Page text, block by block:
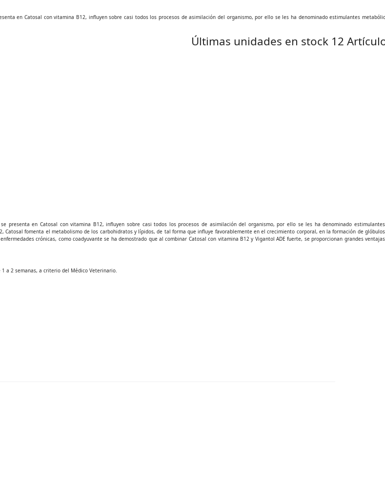
en Catosal con vitamina B12, influyen sobre casi todos los procesos de asimilación del organismo, por ello se les ha denominado estimulantes
Últimas unidades en stock 12
presenta en Catosal con vitamina B12, influyen sobre casi todos los procesos de asimilación del organismo, por ello se les ha denominado estimulantes
fomenta el metabolismo de los carbohidratos y lípidos, de tal forma que influye favorablemente en el crecimiento corporal, en la formación de glóbulos
crónicas, como coadyuvante se ha demostrado que al combinar Catosal con vitamina B12 y Vigantol ADE fuerte, se proporcionan grandes ventajas
a 2 semanas, a criterio del Médico Veterinario.